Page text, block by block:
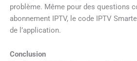
problème. Même pour des questions
abonnement IPTV, le code IPTV
de l’application.
Conclusion